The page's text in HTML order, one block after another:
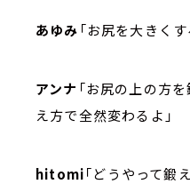
あゆみ 「お尻を大きく
アンナ 「お尻の上の方
え方で全然変わるよ」
hitomi「どうやって鍛